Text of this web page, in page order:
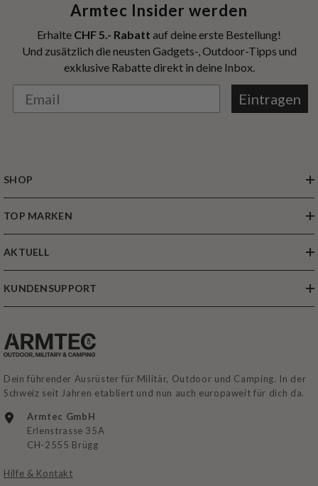
Armtec Insider werden
Erhalte CHF 5.- Rabatt auf deine erste Bestellung!
Und zusätzlich die neusten Gadgets-, Outdoor-Tipps und
exklusive Rabatte direkt in deine Inbox.
Eintragen
SHOP
TOP MARKEN
AKTUELL
KUNDENSUPPORT
Dein führender Ausrüster für Militär, Outdoor und Camping. In der
Schweiz seit Jahren etabliert und nun auch europaweit für dich da.
Armtec GmbH
Erlenstrasse 35A
CH-2555 Brügg
Hilfe & Kontakt